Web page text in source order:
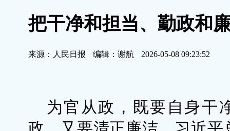
把干净和担当、勤政和
来源：人民日报 编辑：谢航 2026-05-08 09:23:52
为官从政，既要自身干